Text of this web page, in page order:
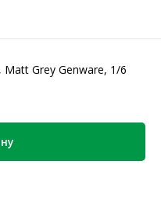
Grey Genware, 1/6